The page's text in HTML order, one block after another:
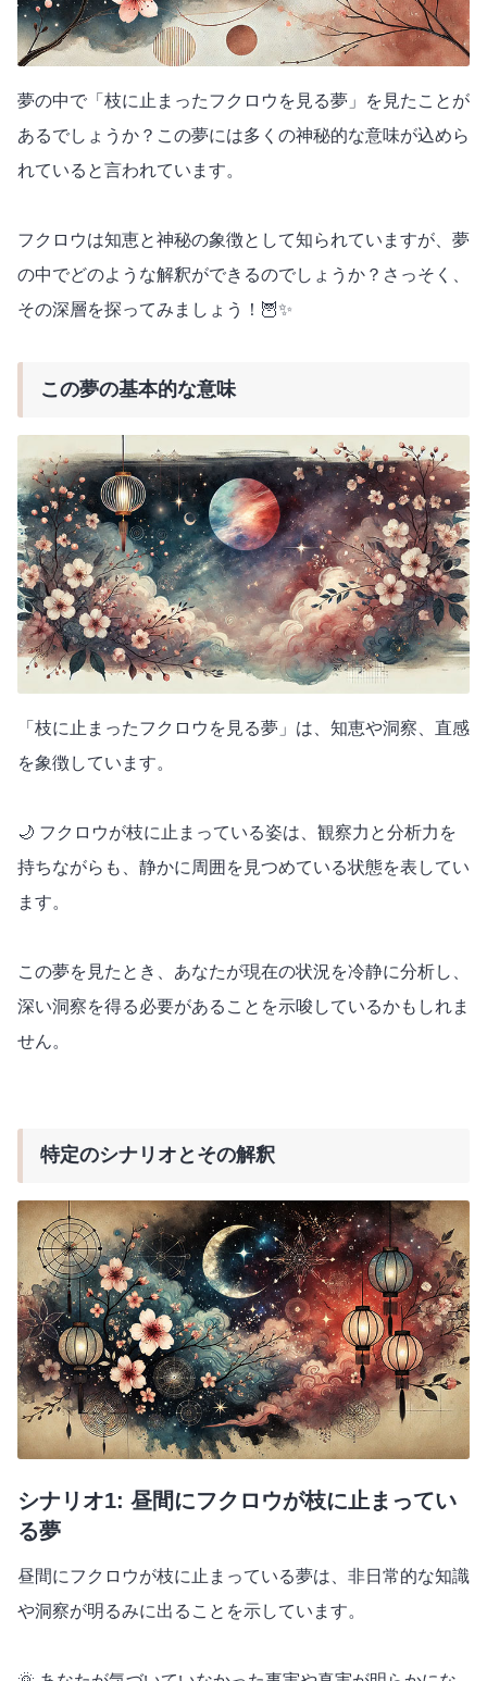
夢の中で「枝に止まったフクロウを見る夢」を見たことが
あるでしょうか？この夢には多くの神秘的な意味が込めら
れていると言われています。
フクロウは知恵と神秘の象徴として知られていますが、夢
の中でどのような解釈ができるのでしょうか？さっそく、
その深層を探ってみましょう！🦉✨
この夢の基本的な意味
「枝に止まったフクロウを見る夢」は、知恵や洞察、直感
を象徴しています。
🌙 フクロウが枝に止まっている姿は、観察力と分析力を
持ちながらも、静かに周囲を見つめている状態を表してい
ます。
この夢を見たとき、あなたが現在の状況を冷静に分析し、
深い洞察を得る必要があることを示唆しているかもしれま
せん。
特定のシナリオとその解釈
シナリオ1: 昼間にフクロウが枝に止まってい
る夢
昼間にフクロウが枝に止まっている夢は、非日常的な知識
や洞察が明るみに出ることを示しています。